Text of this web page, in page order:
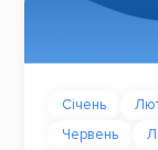
Січень
Червень